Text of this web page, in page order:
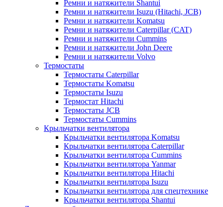
Ремни и натяжители Shantui
Ремни и натяжители Isuzu (Hitachi, JCB)
Ремни и натяжители Komatsu
Ремни и натяжители Caterpillar (CAT)
Ремни и натяжители Cummins
Ремни и натяжители John Deere
Ремни и натяжители Volvo
Термостаты
Термостаты Caterpillar
Термостаты Komatsu
Термостаты Isuzu
Термостат Hitachi
Термостаты JCB
Термостаты Cummins
Крыльчатки вентилятора
Крыльчатки вентилятора Komatsu
Крыльчатки вентилятора Caterpillar
Крыльчатки вентилятора Cummins
Крыльчатки вентилятора Yanmar
Крыльчатки вентилятора Hitachi
Крыльчатки вентилятора Isuzu
Крыльчатки вентилятора для спецтехнике
Крыльчатки вентилятора Shantui